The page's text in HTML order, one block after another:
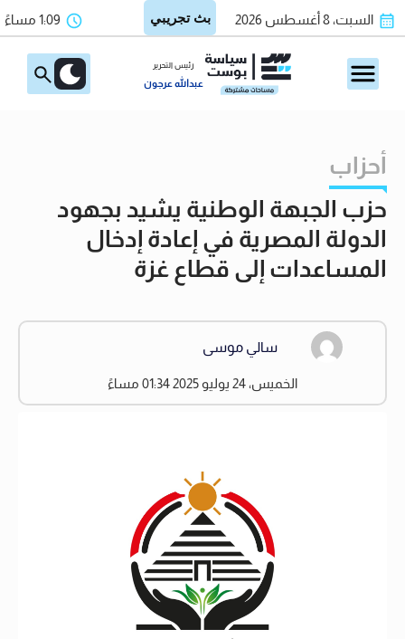
السبت، 8 أغسطس 2026 1:09 مساءً
رئيس التحرير
عبدالله عرجون
أحزاب
حزب الجبهة الوطنية يشيد بجهود
الدولة المصرية في إعادة إدخال
المساعدات إلى قطاع غزة
سالي موسى
الخميس، 24 يوليو 2025 01:34 مساءً